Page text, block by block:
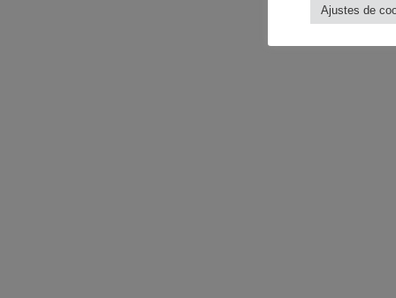
Ajustes de